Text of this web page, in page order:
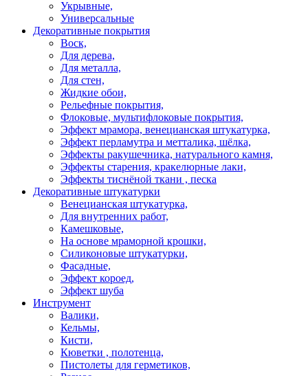
Укрывные,
Универсальные
Декоративные покрытия
Воск,
Для дерева,
Для металла,
Для стен,
Жидкие обои,
Рельефные покрытия,
Флоковые, мультифлоковые покрытия,
Эффект мрамора, венецианская штукатурка,
Эффект перламутра и метталика, шёлка,
Эффекты ракушечника, натурального камня,
Эффекты старения, кракелюрные лаки,
Эффекты тиснёной ткани , песка
Декоративные штукатурки
Венецианская штукатурка,
Для внутренних работ,
Камешковые,
На основе мраморной крошки,
Силиконовые штукатурки,
Фасадные,
Эффект короед,
Эффект шуба
Инструмент
Валики,
Кельмы,
Кисти,
Кюветки , полотенца,
Пистолеты для герметиков,